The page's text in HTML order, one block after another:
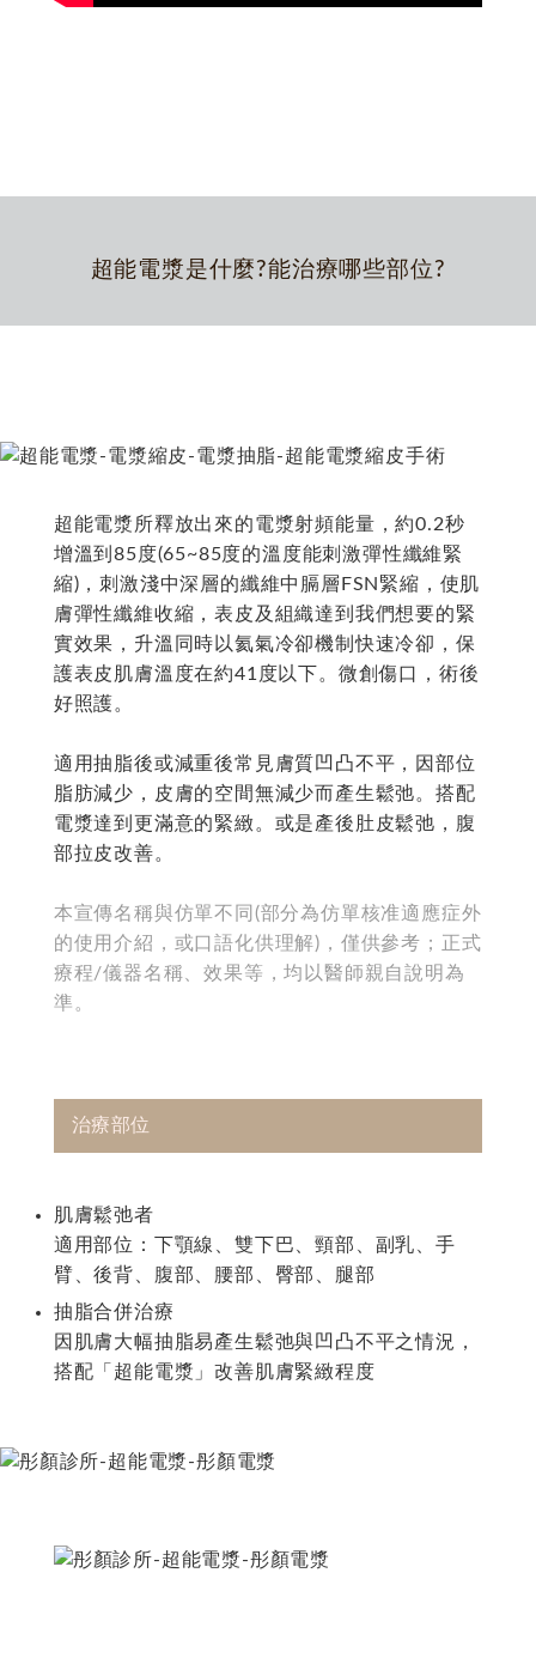
超能電漿是什麼?能治療哪些部位?
超能電漿所釋放出來的電漿射頻能量，約0.2秒
增溫到85度(65~85度的溫度能刺激彈性纖維緊
縮)，刺激淺中深層的纖維中膈層FSN緊縮，使肌
膚彈性纖維收縮，表皮及組織達到我們想要的緊
實效果，升溫同時以氦氣冷卻機制快速冷卻，保
護表皮肌膚溫度在約41度以下。微創傷口，術後
好照護。
適用抽脂後或減重後常見膚質凹凸不平，因部位
脂肪減少，皮膚的空間無減少而產生鬆弛。搭配
電漿達到更滿意的緊緻。或是產後肚皮鬆弛，腹
部拉皮改善。
本宣傳名稱與仿單不同(部分為仿單核准適應症外
的使用介紹，或口語化供理解)，僅供參考；正式
療程/儀器名稱、效果等，均以醫師親自說明為
準。
治療部位
肌膚鬆弛者
適用部位：下顎線、雙下巴、頸部、副乳、手
臂、後背、腹部、腰部、臀部、腿部
抽脂合併治療
因肌膚大幅抽脂易產生鬆弛與凹凸不平之情況，
搭配「超能電漿」改善肌膚緊緻程度